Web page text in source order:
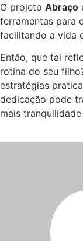
O projeto Abraço
ferramentas para
facilitando a vida
Então, que tal
rotina do seu
estratégias
dedicação pode
mais